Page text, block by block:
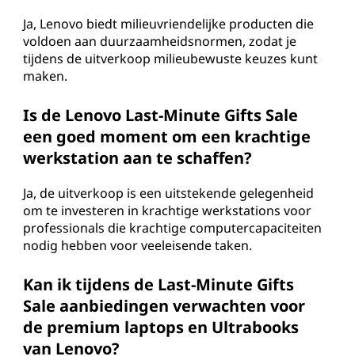
Ja, Lenovo biedt milieuvriendelijke producten die
voldoen aan duurzaamheidsnormen, zodat je
tijdens de uitverkoop milieubewuste keuzes kunt
maken.
Is de Lenovo Last-Minute Gifts Sale
een goed moment om een krachtige
werkstation aan te schaffen?
Ja, de uitverkoop is een uitstekende gelegenheid
om te investeren in krachtige werkstations voor
professionals die krachtige computercapaciteiten
nodig hebben voor veeleisende taken.
Kan ik tijdens de Last-Minute Gifts
Sale aanbiedingen verwachten voor
de premium laptops en Ultrabooks
van Lenovo?